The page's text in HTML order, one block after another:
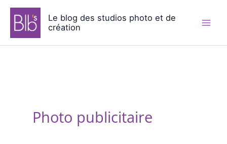
Aller
contenu
Le blog des studios photo et de
création
Photo publicitaire